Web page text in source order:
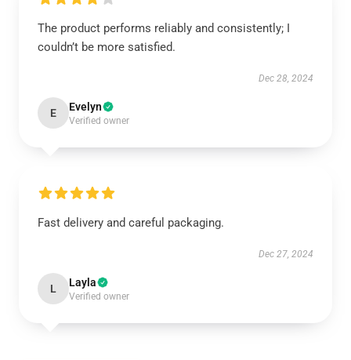
The product performs reliably and consistently; I
couldn’t be more satisfied.
Dec 28, 2024
E Evelyn
Verified owner
Fast delivery and careful packaging.
Dec 27, 2024
L Layla
Verified owner